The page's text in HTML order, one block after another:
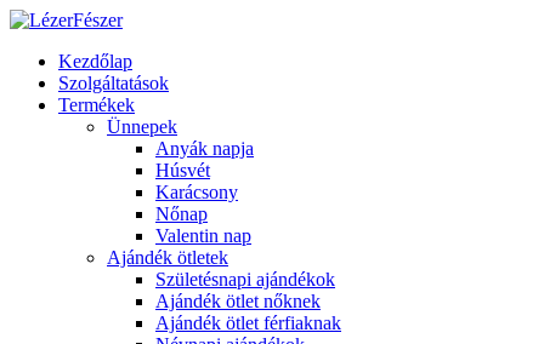
Kezdőlap
Szolgáltatások
Termékek
Ünnepek
Anyák napja
Húsvét
Karácsony
Nőnap
Valentin nap
Ajándék ötletek
Születésnapi ajándékok
Ajándék ötlet nőknek
Ajándék ötlet férfiaknak